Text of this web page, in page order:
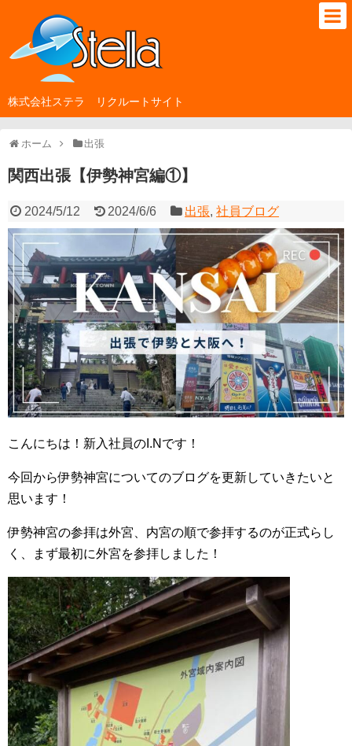
株式会社ステラ リクルートサイト
ホーム 出張
関西出張【伊勢神宮編①】
2024/5/12 2024/6/6 出張,社員ブログ
こんにちは！新入社員のI.Nです！
今回から伊勢神宮についてのブログを更新していきたいと
思います！
伊勢神宮の参拝は外宮、内宮の順で参拝するのが正式らし
く、まず最初に外宮を参拝しました！